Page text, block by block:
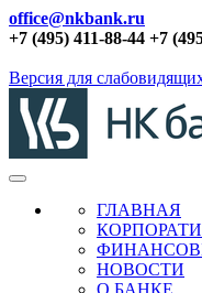
office@nkbank.ru
+7 (495) 411-88-44 +7
Версия для
ГЛАВНАЯ
НОВОСТИ
О БАНКЕ